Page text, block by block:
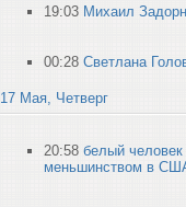
19:03 Михаил
00:28 Светлана
17 Мая, Четверг
20:58 белый
меньшинством в